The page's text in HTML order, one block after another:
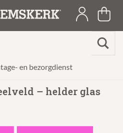
en bezorgdienst
– helder glas